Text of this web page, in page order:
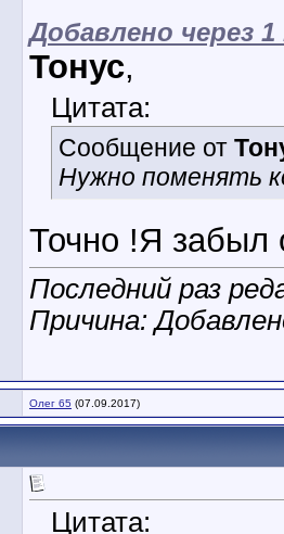
Добавлено через
Тонус,
Цитата:
Сообщение от
Нужно поменять
Точно !Я забыл
Последний раз
Причина:
Олег 65 (07.09.2017)
Цитата: